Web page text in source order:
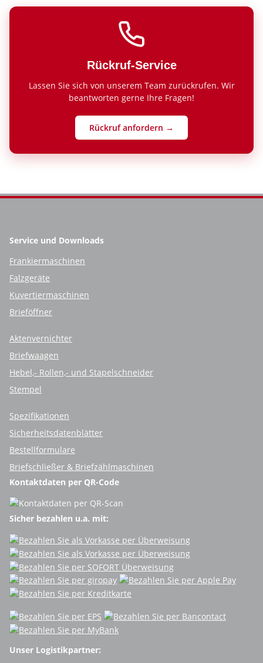
Rückruf-Service
Lassen Sie sich von unserem Team zurückrufen. Wir
beantworten gerne Ihre Fragen!
Rückruf anfordern →
Service und Downloads
Frankiermaschinen
Falzgeräte
Kuvertiermaschinen
Brieföffner
Aktenvernichter
Briefwaagen
Hebel,- Rollen,- und Stapelschneider
Stempel
Spezifikationen
Sicherheitsdatenblätter
Bestellformulare
Briefschließer & Briefzählmaschinen
Kontaktdaten per QR-Code
Sicher bezahlen u.a. mit:
Unser Logistikpartner: